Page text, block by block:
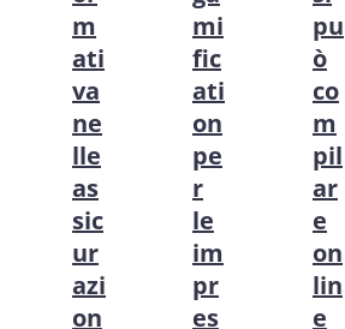
m
ati
va
ne
lle
as
sic
ur
azi
on
mi
fic
ati
on
pe
r
le
im
pr
es
pu
ò
co
m
pil
ar
e
on
lin
e